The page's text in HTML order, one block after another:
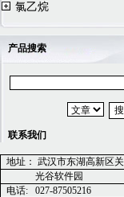
氯乙烷
产品搜索
联系我们
地址： 武汉市东湖高新区
光谷软件园
电话:
027-87505216